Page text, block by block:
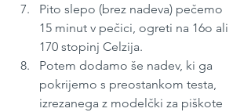
Pito slepo (brez nadeva) pečemo
15 minut v pečici, ogreti na 16o ali
170 stopinj Celzija.
Potem dodamo še nadev, ki ga
pokrijemo s preostankom testa,
izrezanega z modelčki za piškote